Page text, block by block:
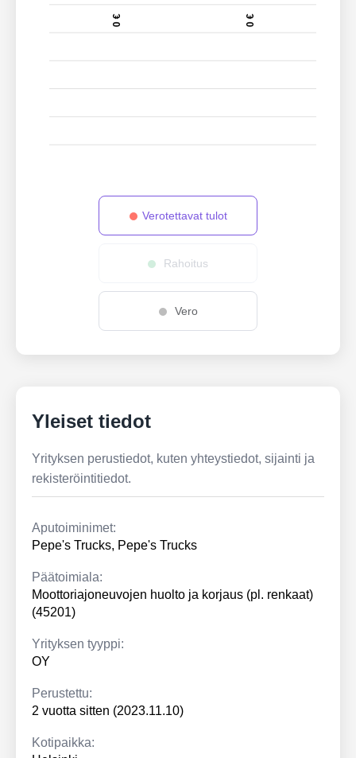
0 € 0 €
Verotettavat tulot
Rahoitus
Vero
Yleiset tiedot
Yrityksen perustiedot, kuten yhteystiedot, sijainti ja
rekisteröintitiedot.
Aputoiminimet:
Pepe's Trucks, Pepe's Trucks
Päätoimiala:
Moottoriajoneuvojen huolto ja korjaus (pl. renkaat)
(45201)
Yrityksen tyyppi:
OY
Perustettu:
2 vuotta sitten (2023.11.10)
Kotipaikka: